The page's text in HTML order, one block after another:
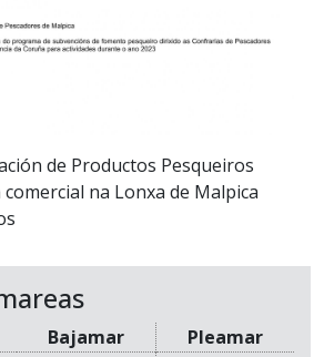
de Productos Pesqueiros
na Lonxa de Malpica
Bajamar Pleamar